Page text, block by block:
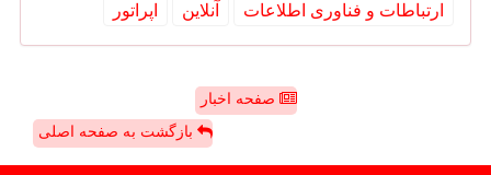
ارتباطات و فناوری اطلاعات
آنلاین اپراتور
صفحه اخبار
بازگشت به صفحه اصلی